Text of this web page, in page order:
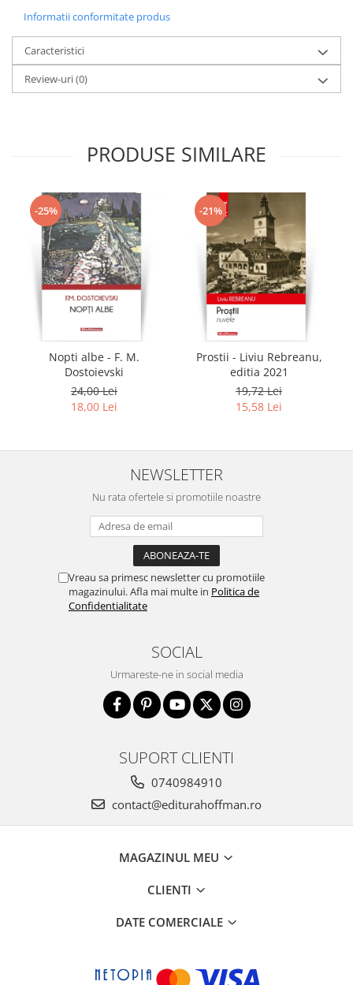
Informatii conformitate produs
Caracteristici
Review-uri(0)
PRODUSE SIMILARE
-25%
Nopti albe - F. M.
Dostoievski
24,00 Lei
18,00 Lei
-21%
Prostii - Liviu Rebreanu,
editia 2021
19,72 Lei
15,58 Lei
NEWSLETTER
Nu rata ofertele si promotiile noastre
Vreau sa primesc newsletter cu promotiile
magazinului. Afla mai multe in Politica de
Confidentialitate
SOCIAL
Urmareste-ne in social media
SUPORT CLIENTI
0740984910
contact@editurahoffman.ro
MAGAZINUL MEU
CLIENTI
DATE COMERCIALE